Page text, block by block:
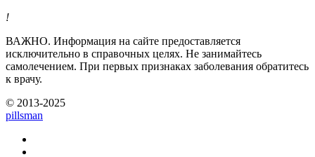
!
ВАЖНО. Информация на сайте предоставляется
исключительно в справочных целях. Не занимайтесь
самолечением. При первых признаках заболевания обратитесь
к врачу.
© 2013-2025
pillsman